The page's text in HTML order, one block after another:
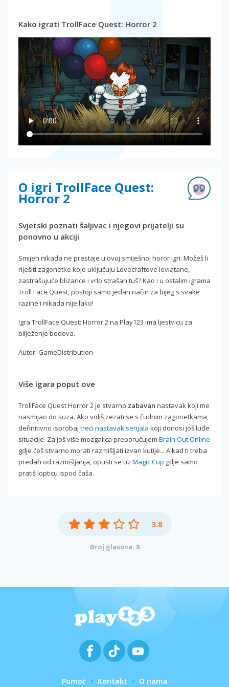
Kako igrati TrollFace Quest: Horror 2
O igri TrollFace Quest:
Horror 2
Svjetski poznati šaljivac i njegovi prijatelji su
ponovno u akciji
Smijeh nikada ne prestaje u ovoj smiješnoj horor igri. Možeš li
riješiti zagonetke koje uključuju Lovecraftove leviatane,
zastrašujuće blizance i vrlo strašan tuš? Kao i u ostalim igrama
Troll Face Quest, postoji samo jedan način za bijeg s svake
razine i nikada nije lako!
Igra TrollFace Quest: Horror 2 na Play123 ima ljestvicu za
bilježenje bodova.
Autor: GameDistribution
Više igara poput ove
TrollFace Quest Horror 2 je stvarno zabavan nastavak koji me
nasmijao do suza. Ako voliš zezati se s čudnim zagonetkama,
definitivno isprobaj treći nastavak serijala koji donosi još luđe
situacije. Za još više mozgalica preporučujem Brain Out Online
gdje ćeš stvarno morati razmišljati izvan kutije... A kad ti treba
predah od razmišljanja, opusti se uz Magic Cup gdje samo
pratiš lopticu ispod čaša.
3.8
Broj glasova: 8
Pomoć Kontakt O nama